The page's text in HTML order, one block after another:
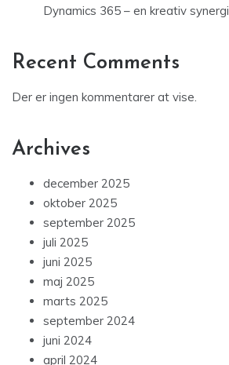
Dynamics 365 – en kreativ synergi
Recent Comments
Der er ingen kommentarer at vise.
Archives
december 2025
oktober 2025
september 2025
juli 2025
juni 2025
maj 2025
marts 2025
september 2024
juni 2024
april 2024